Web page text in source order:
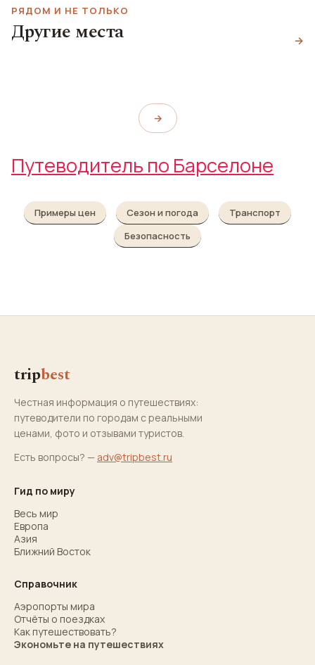
РЯДОМ И НЕ ТОЛЬКО
Другие места →
Олимпийский
стадион
→
Путеводитель по Барселоне
Примеры цен Сезон и погода
Транспорт
Безопасность
tripbest
Честная информация о путешествиях:
путеводители по городам с реальными
ценами, фото и отзывами туристов.
Есть вопросы? — adv@tripbest.ru
Гид по миру
Весь мир
Европа
Азия
Ближний Восток
Справочник
Аэропорты мира
Отчёты о поездках
Как путешествовать?
Экономьте на путешествиях